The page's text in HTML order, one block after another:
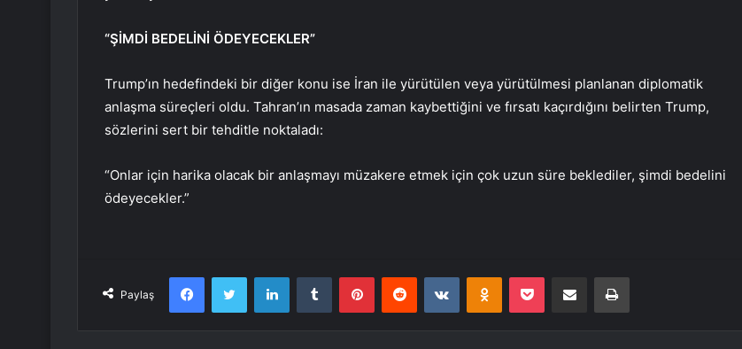
“ŞİMDİ BEDELİNİ ÖDEYECEKLER”
Trump’ın hedefindeki bir diğer konu ise İran ile yürütülen veya yürütülmesi planlanan diplomatik
anlaşma süreçleri oldu. Tahran’ın masada zaman kaybettiğini ve fırsatı kaçırdığını belirten Trump,
sözlerini sert bir tehditle noktaladı:
“Onlar için harika olacak bir anlaşmayı müzakere etmek için çok uzun süre beklediler, şimdi bedelini
ödeyecekler.”
Paylaş
FacebookTwitter LinkedInTumblr PinterestReddit VKontakteOdnoklassniki
Pocket E-Posta ile paylaş Yazdır